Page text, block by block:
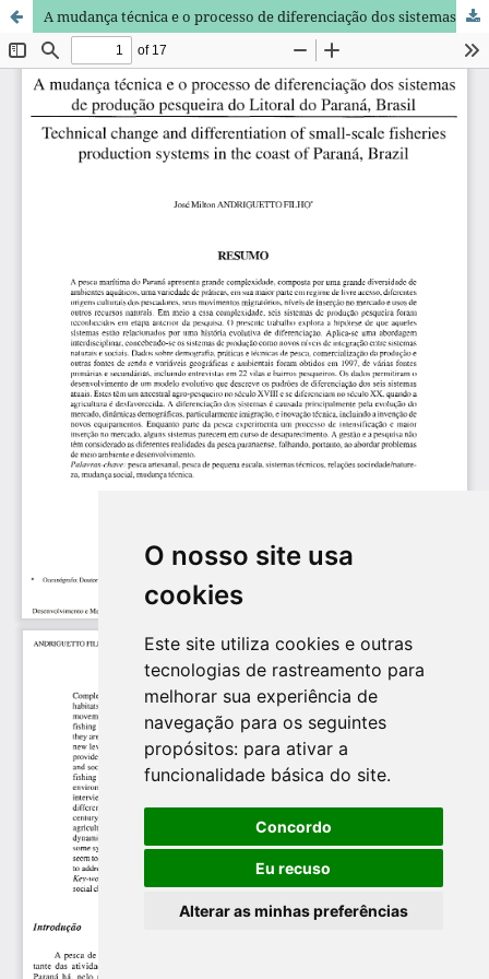
O nosso site usa
cookies
Este site utiliza cookies e outras
tecnologias de rastreamento para
melhorar sua experiência de
navegação para os seguintes
propósitos: para ativar a
funcionalidade básica do site.
Concordo
Eu recuso
Alterar as minhas preferências
A mudança técnica e o processo de diferenciação dos sistemas de produção pesqueira do Litoral do Paraná, Brasil